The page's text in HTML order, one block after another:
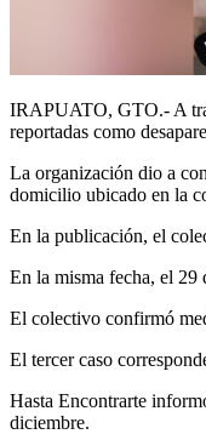
IRAPUATO, GTO.- A
reportadas como
La organización dio a
domicilio ubicado en la
En la publicación, el
En la misma fecha, el 29
El colectivo confirmó
El tercer caso
Hasta Encontrarte
diciembre.